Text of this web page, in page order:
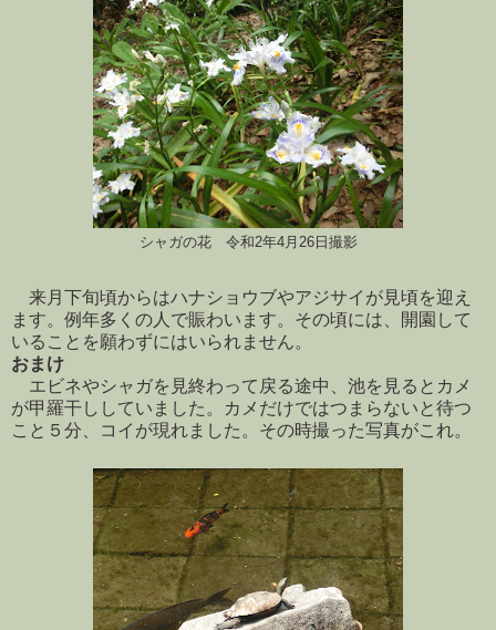
シャガの花 令和2年4月26日撮影
来月下旬頃からはハナショウブやアジサイが見頃を迎え
ます。例年多くの人で賑わいます。その頃には、開園して
いることを願わずにはいられません。
おまけ
エビネやシャガを見終わって戻る途中、池を見るとカメ
が甲羅干ししていました。カメだけではつまらないと待つ
こと５分、コイが現れました。その時撮った写真がこれ。